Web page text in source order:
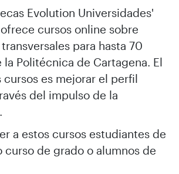
Evolution Universidades'
cursos online sobre
para hasta 70
Politécnica de Cartagena. El
es mejorar el perfil
del impulso de la
a estos cursos estudiantes de
de grado o alumnos de